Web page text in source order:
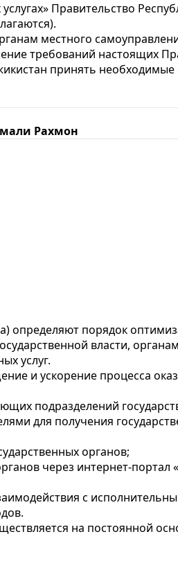
Правительство
местного
требований настоящих
принять
Рахмон
определяют порядок
власти,
услуг.
и ускорение процесса
подразделений
для получения
органов;
через интернет-портал
с
на постоянной